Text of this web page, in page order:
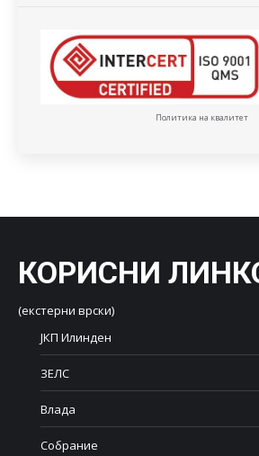
Политика на квалитет
КОРИСНИ
(екстерни врски)
ЈКП Илинден
ЗЕЛС
Влада
Собрание